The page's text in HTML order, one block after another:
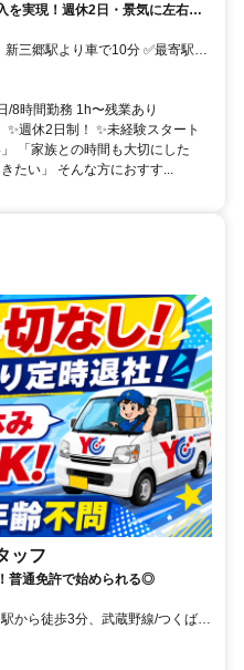
を実現！週休2日・景気に左右さ
区、葛飾
市、松戸市、柏市、川口市、吉川
北越谷駅、川口駅、小岩駅、金町
/8時間勤務 1h〜残業あり
週休2日制！ ✨未経験スタート
「家族との時間も大切にした
たい」 そんな方におすす...
ッフ
普通免許で始められる◎
から徒歩3分、武蔵野線/つくばエ